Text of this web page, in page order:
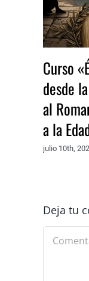
Curso
desde
al
a la
julio 10th,
Deja tu